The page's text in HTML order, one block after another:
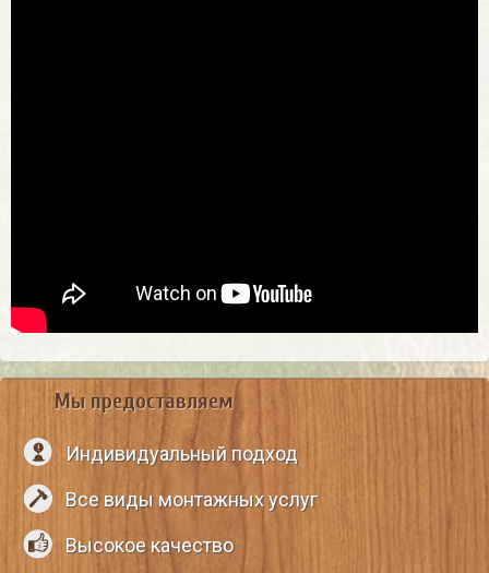
Мы предоставляем
Индивидуальный подход
Все виды монтажных услуг
Высокое качество